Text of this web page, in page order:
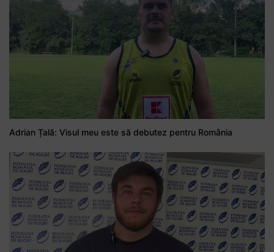
Adrian Țală: Visul meu este să debutez pentru România